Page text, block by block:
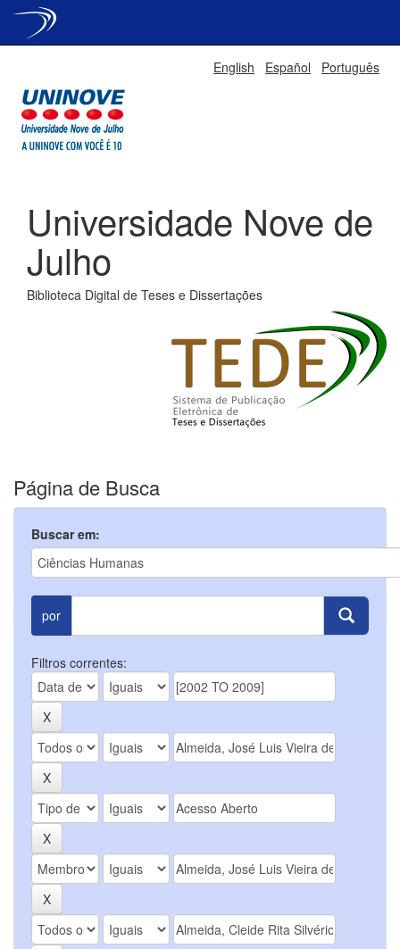
English Español Português
Universidade Nove de
Julho
Biblioteca Digital de Teses e Dissertações
Página de Busca
Buscar em:
por
Filtros correntes: